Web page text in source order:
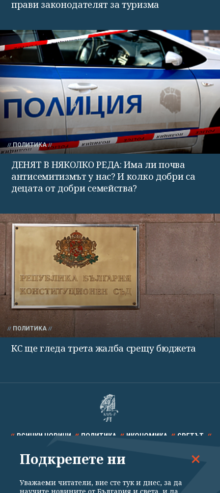
прави законодателят за туризма
ПОЛИТИКА
ДЕНЯТ В НЯКОЛКО РЕДА: Има ли почва
антисемитизмът у нас? И колко добри са
децата от добри семейства?
ПОЛИТИКА
КС ще гледа трета жалба срещу бюджета
ВСИЧКИ НОВИНИ ПОЛИТИКА ИКОНОМИКА СВЕТЪТ
СПОРТ КУЛТУРА ТЕХНОЛОГИИ КАЛЕЙДОСКОП
Подкрепете ни
Уважаеми читатели, вие сте тук и днес, за да